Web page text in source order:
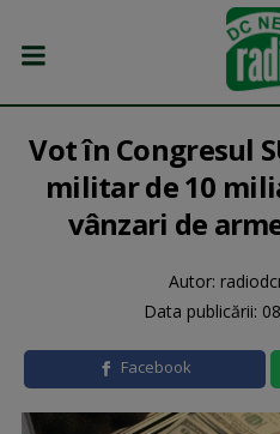
Vot în Congresul
militar de 10
vânzari de
Autor:
Data publicării:
Facebook